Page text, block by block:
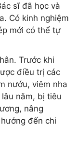
sĩ đã học và
Có kinh nghiệm
mới có thể tự
Trước khi
điều trị các
nướu, viêm nha
năm, bị tiêu
nâng
đến chi